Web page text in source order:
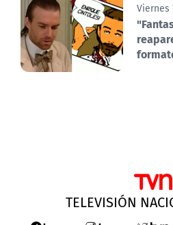
Viernes
TELEVISIÓN